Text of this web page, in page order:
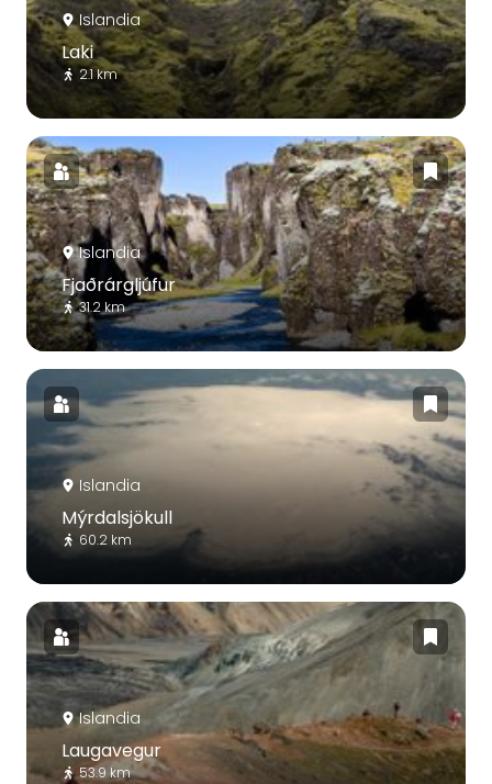
Islandia
Laki
2.1 km
Islandia
Fjaðrárgljúfur
31.2 km
Islandia
Mýrdalsjökull
60.2 km
Islandia
Laugavegur
53.9 km